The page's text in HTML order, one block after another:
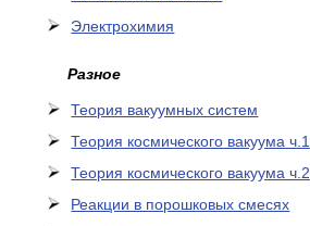
Электрохимия
Разное
Теория вакуумных систем
Теория космического вакуума ч.1
Теория космического вакуума ч.2
Реакции в порошковых смесях